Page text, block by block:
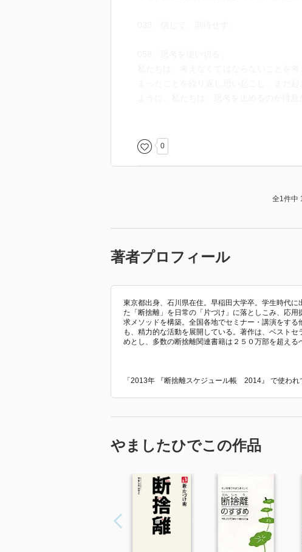
063「“客観”と“俯瞰”の違い」
俯瞰する（物事を俯瞰して見る）という
似たような使い回しをするが、改めて聞か
本書に「客観は自分を抜いて、俯瞰は自
視点から見るのかということがわかった。
客観的に見るは我関せずな第三者視点で
うか
かった。
0
全1件中
著者プロフィール
東京都出身、石川県在住。早稲田大学卒。学生時代
た「断捨離」を日常の「片づけ」に落としこみ、応
求メソッドを構築。全国各地でセミナー・講演をす
も、精力的な活動を展開している。著作は、ベスト
めとし、多数の断捨離関連書籍は２５０万部を超える
「2013年 『断捨離スケジュール帳 2014』 で使われ
やましたひでこの作品